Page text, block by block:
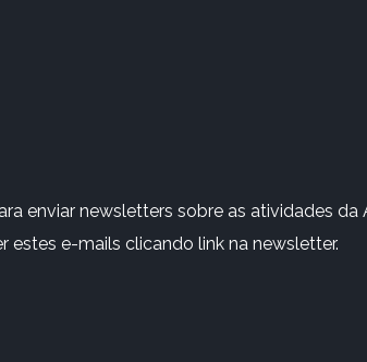
enviar newsletters sobre as atividades
estes e-mails clicando link na newsletter.